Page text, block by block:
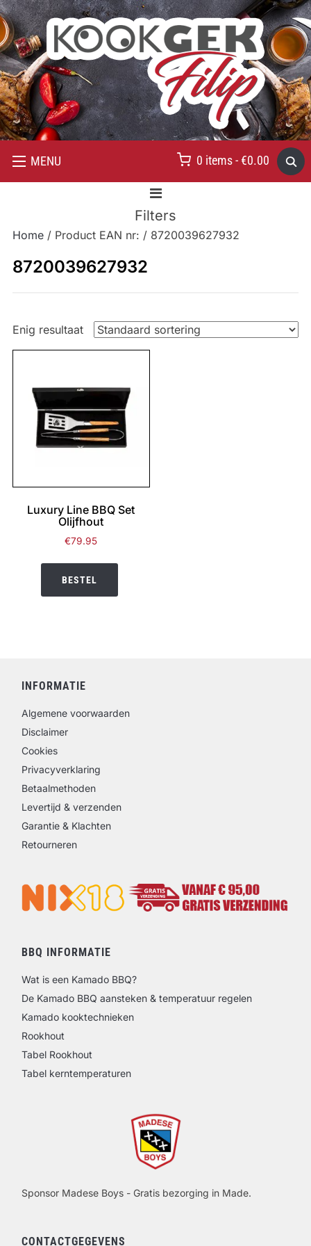
MENU 0 items - €0.00
Filters
Home/ Product EAN nr: / 8720039627932
8720039627932
Enig resultaat
Luxury Line BBQ Set
Olijfhout
€79.95
BESTEL
INFORMATIE
Algemene voorwaarden
Disclaimer
Cookies
Privacyverklaring
Betaalmethoden
Levertijd & verzenden
Garantie & Klachten
Retourneren
BBQ INFORMATIE
Wat is een Kamado BBQ?
De Kamado BBQ aansteken & temperatuur regelen
Kamado kooktechnieken
Rookhout
Tabel Rookhout
Tabel kerntemperaturen
Sponsor Madese Boys - Gratis bezorging in Made.
CONTACTGEGEVENS